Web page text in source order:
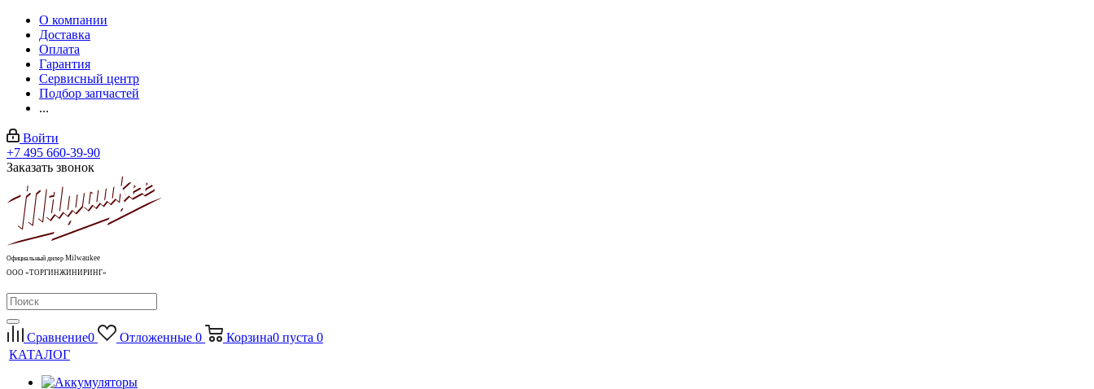
О компании
Доставка
Оплата
Гарантия
Сервисный центр
Подбор запчастей
...
Войти
+7 495 660-39-90
Заказать звонок
Официальный дилер Milwaukee
ООО «ТОРГИНЖИНИРИНГ»
Сравнение0 Отложенные 0 Корзина0 пуста 0
КАТАЛОГ